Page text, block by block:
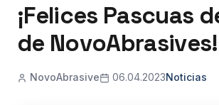
¡Felices Pascuas
de NovoAbrasives!
NovoAbrasive 06.04.2023Noticias